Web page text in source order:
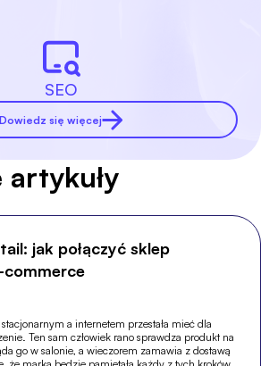
SEO
Dowiedz się więcej
artykuły
jak połączyć sklep
a internetem przestała mieć dla
Ten sam człowiek rano sprawdza produkt na
go w salonie, a wieczorem zamawia z dostawą